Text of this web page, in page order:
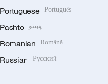
Portuguese Português
Pashto پښتو
Romanian Română
Russian Русский